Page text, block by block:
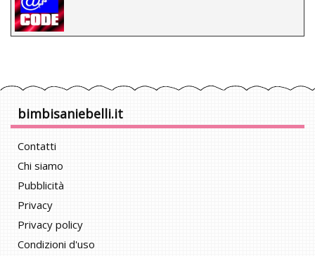
bimbisaniebelli.it
Contatti
Chi siamo
Pubblicità
Privacy
Privacy policy
Condizioni d'uso